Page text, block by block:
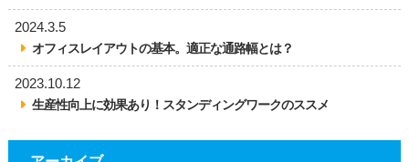
2024.3.5
オフィスレイアウトの基本。適正な通路幅とは？
2023.10.12
生産性向上に効果あり！スタンディングワークのススメ